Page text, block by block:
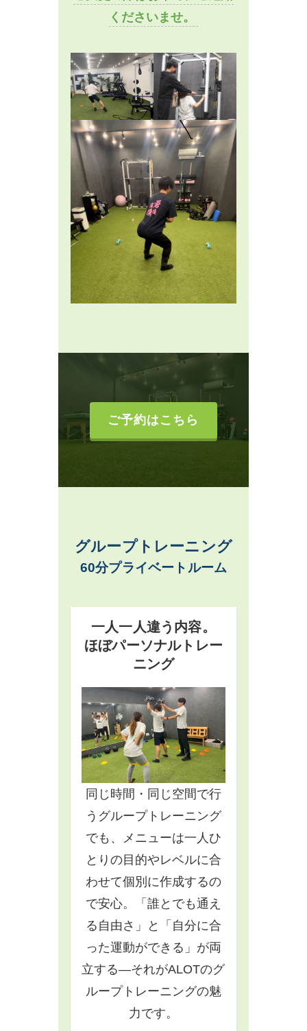
くださいませ。
ご予約はこちら
グループトレーニング
60分プライベートルーム
一人一人違う内容。
ほぼパーソナルトレー
ニング
同じ時間・同じ空間で行
うグループトレーニング
でも、メニューは一人ひ
とりの目的やレベルに合
わせて個別に作成するの
で安心。「誰とでも通え
る自由さ」と「自分に合
った運動ができる」が両
立する―それがALOTのグ
ループトレーニングの魅
力です。